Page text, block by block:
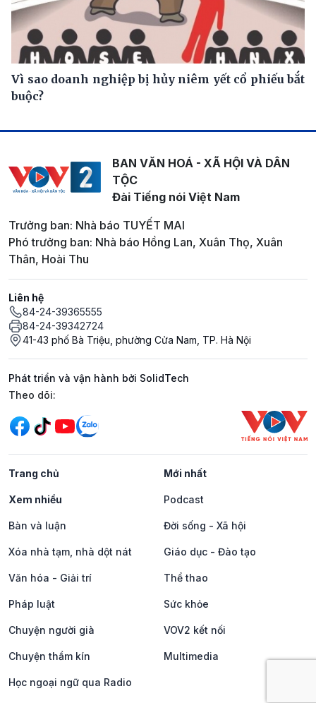
Vì sao doanh nghiệp bị hủy niêm yết cổ phiếu bắt
buộc?
BAN VĂN HOÁ - XÃ HỘI VÀ DÂN
TỘC
Đài Tiếng nói Việt Nam
Trưởng ban: Nhà báo TUYẾT MAI
Phó trưởng ban: Nhà báo Hồng Lan, Xuân Thọ, Xuân
Thân, Hoài Thu
Liên hệ
84-24-39365555
84-24-39342724
41-43 phố Bà Triệu, phường Cửa Nam, TP. Hà Nội
Phát triển và vận hành bởi SolidTech
Mạng xã hội
Theo dõi:
Trang chủ Mới nhất
Xem nhiều Podcast
Bàn và luận Đời sống - Xã hội
Xóa nhà tạm, nhà dột nát Giáo dục - Đào tạo
Văn hóa - Giải trí Thể thao
Pháp luật Sức khỏe
Chuyện người già VOV2 kết nối
Chuyện thầm kín Multimedia
Học ngoại ngữ qua Radio